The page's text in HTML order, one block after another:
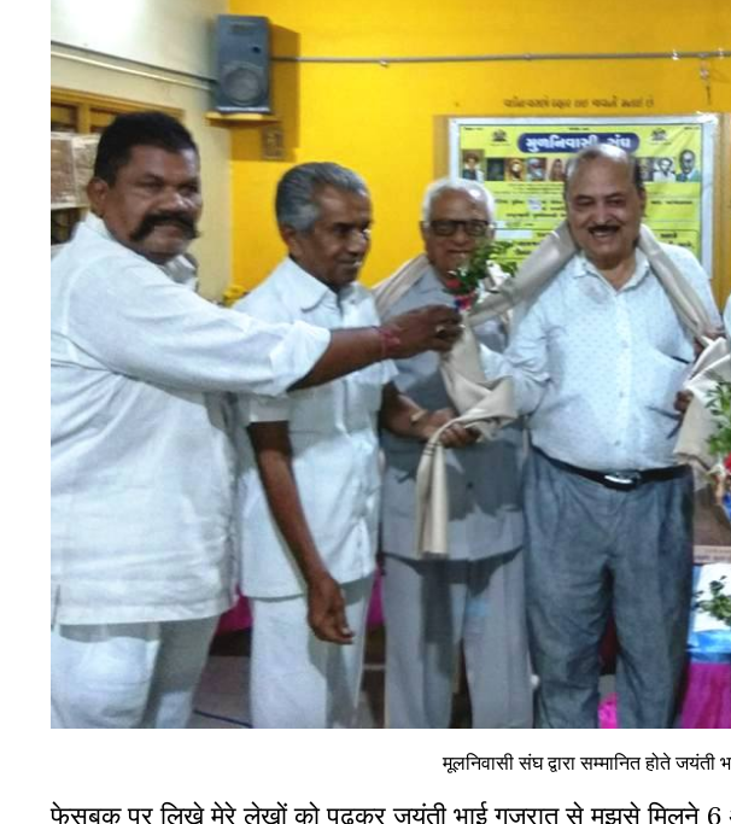
मूलनिवासी संघ द्वारा सम्मानित होते जयंती
फेसबुक पर लिखे मेरे लेखों को पढ़कर जयंती भाई गुजरात से मुझसे मिलने